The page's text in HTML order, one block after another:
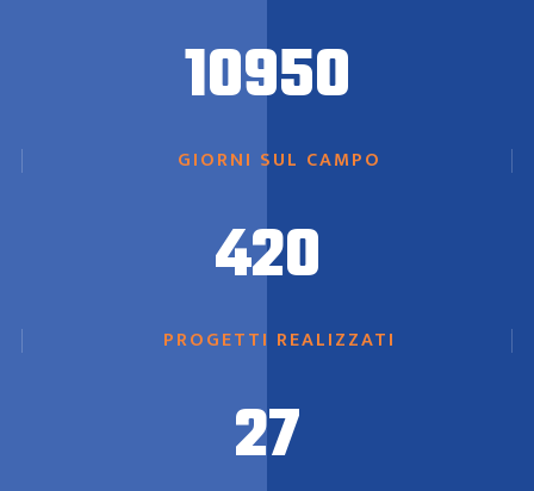
10950
GIORNI SUL CAMPO
420
PROGETTI REALIZZATI
27